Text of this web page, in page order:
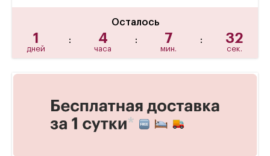
Осталось
1
дней
: 4
часа
: 7
мин.
: 31
сек.